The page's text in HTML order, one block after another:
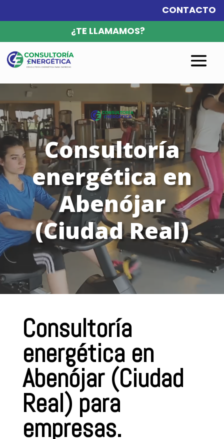
CONTACTO
¿TE LLAMAMOS?
Consultoría
energética en
Abenójar
(Ciudad Real)
Reproductor
de
Consultoría
energética en
Abenójar (Ciudad
Real) para
empresas.